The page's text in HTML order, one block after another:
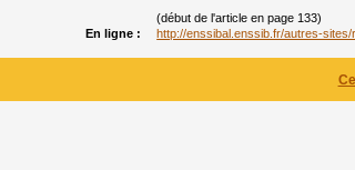
(début de l'article en page 133)
En ligne :
http://enssibal.enssib.fr/autres-